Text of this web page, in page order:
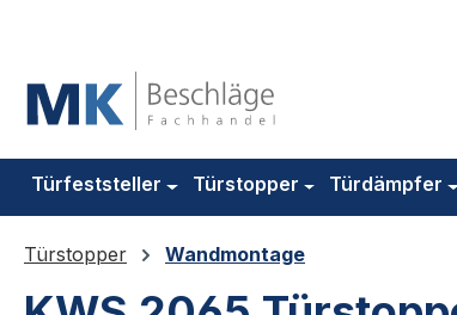
Türfeststeller Türstopper Türdämpfer
Türstopper Wandmontage